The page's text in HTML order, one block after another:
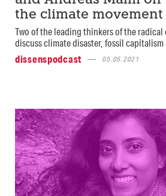
the climate movement
Two of the leading thinkers of the
discuss climate disaster, fossil capitalism
dissenspodcast
05.05.2021